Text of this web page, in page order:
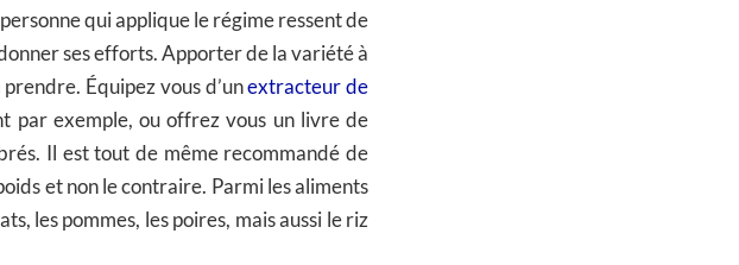
qui applique le régime ressent de
ses efforts. Apporter de la variété à
Équipez vous d’unextracteur de
par exemple, ou offrez vous un livre de
Il est tout de même recommandé de
et non le contraire. Parmi les aliments
les pommes, les poires, mais aussi le riz